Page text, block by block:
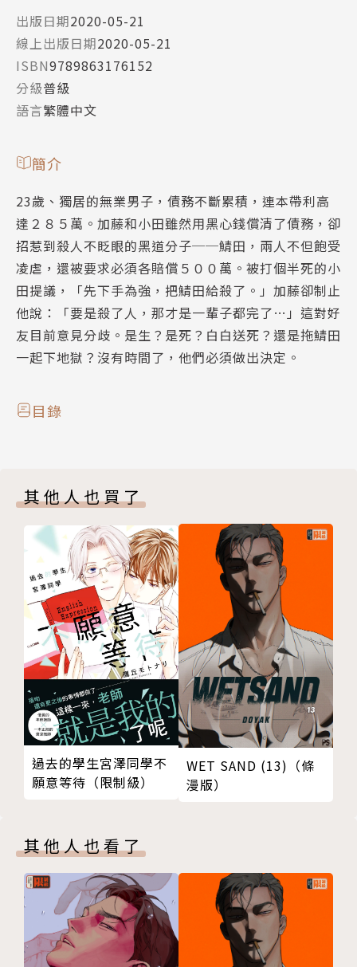
出版日期2020-05-21
線上出版日期2020-05-21
ISBN9789863176152
分級普級
語言繁體中文
簡介
23歲、獨居的無業男子，債務不斷累積，連本帶利高
達２８５萬。加藤和小田雖然用黑心錢償清了債務，卻
招惹到殺人不眨眼的黑道分子──鯖田，兩人不但飽受
凌虐，還被要求必須各賠償５００萬。被打個半死的小
田提議，「先下手為強，把鯖田給殺了。」加藤卻制止
他說：「要是殺了人，那才是一輩子都完了…」這對好
友目前意見分歧。是生？是死？白白送死？還是拖鯖田
一起下地獄？沒有時間了，他們必須做出決定。
目錄
其他人也買了
過去的學生宮澤同學不
願意等待（限制級）
WET SAND (13)（條
漫版）
其他人也看了